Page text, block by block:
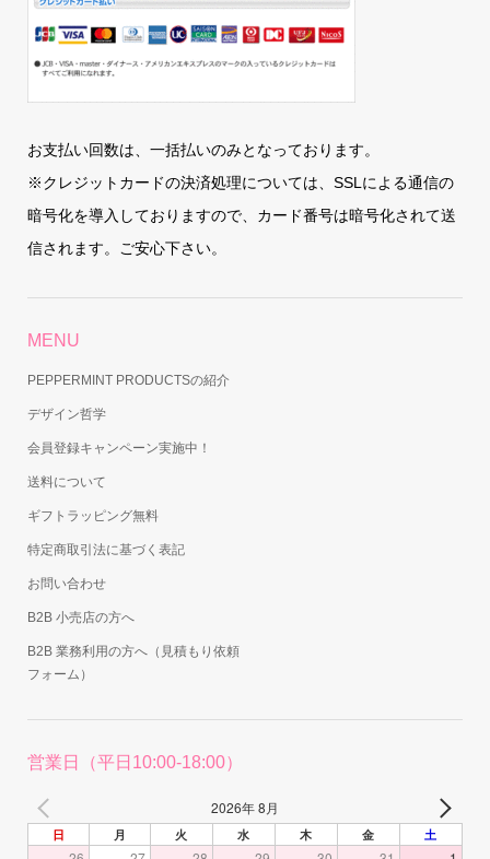
お支払い回数は、一括払いのみとなっております。
※クレジットカードの決済処理については、SSLによる通信の
暗号化を導入しておりますので、カード番号は暗号化されて送
信されます。ご安心下さい。
MENU
PEPPERMINT PRODUCTSの紹介
デザイン哲学
会員登録キャンペーン実施中！
送料について
ギフトラッピング無料
特定商取引法に基づく表記
お問い合わせ
B2B 小売店の方へ
B2B 業務利用の方へ（見積もり依頼
フォーム）
営業日（平日10:00-18:00）
2026年 8月
日 月 火 水 木 金 土